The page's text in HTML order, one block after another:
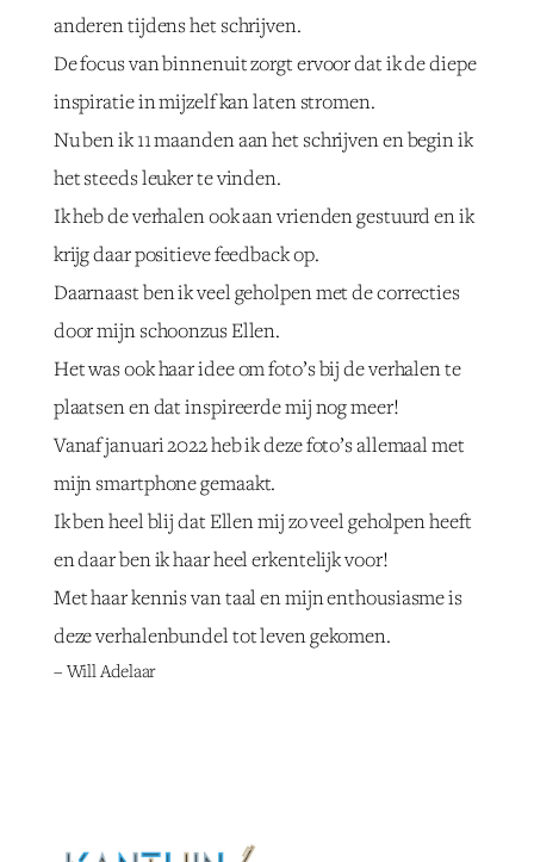
anderen tijdens het schrijven.
De focus van binnenuit zorgt ervoor dat ik de diepe
inspiratie in mijzelf kan laten stromen.
Nu ben ik 11 maanden aan het schrijven en begin ik
het steeds leuker te vinden.
Ik heb de verhalen ook aan vrienden gestuurd en ik
krijg daar positieve feedback op.
Daarnaast ben ik veel geholpen met de correcties
door mijn schoonzus Ellen.
Het was ook haar idee om foto’s bij de verhalen te
plaatsen en dat inspireerde mij nog meer!
Vanaf januari 2022 heb ik deze foto’s allemaal met
mijn smartphone gemaakt.
Ik ben heel blij dat Ellen mij zo veel geholpen heeft
en daar ben ik haar heel erkentelijk voor!
Met haar kennis van taal en mijn enthousiasme is
deze verhalenbundel tot leven gekomen.
– Will Adelaar